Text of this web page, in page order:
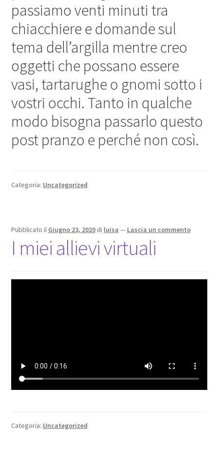
passiamo venti minuti tra
chiacchiere e domande sul
tema dell’argilla mentre creo
oggetti che possano essere
vasi, tartarughe o gnomi sotto i
vostri occhi. Tanto in qualche
modo bisogna passarlo questo
post pranzo e perché non così.
Categoria: Uncategorized
Pubblicato il Giugno 23, 2020 di luisa — Lascia un commento
I miei allievi virtuali
Categoria: Uncategorized